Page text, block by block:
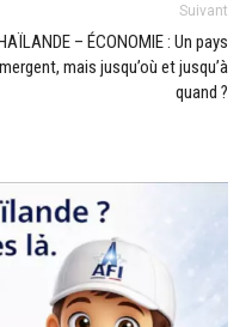
Suivant
– ÉCONOMIE : Un pays
mais jusqu’où et jusqu’à
quand ?